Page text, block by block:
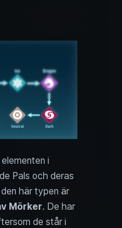
i
Pals och deras
här typen är
Mörker. De har
de står i